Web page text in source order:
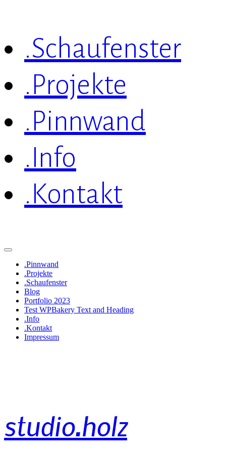
.Schaufenster
.Projekte
.Pinnwand
.Info
.Kontakt
.Pinnwand
.Projekte
.Schaufenster
Blog
Portfolio 2023
Test WPBakery Text and Heading
.Info
.Kontakt
Impressum
studio.holz